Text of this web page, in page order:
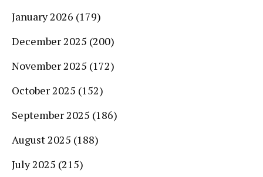
January 2026 (179)
December 2025 (200)
November 2025 (172)
October 2025 (152)
September 2025 (186)
August 2025 (188)
July 2025 (215)